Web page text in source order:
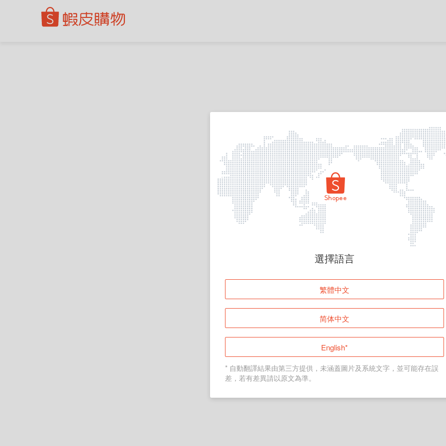
頁面無法顯示
登入
返回首頁
選擇語言
繁體中文
简体中文
English*
* 自動翻譯結果由第三方提供，未涵蓋圖片及系統文字，並可能存在誤
差，若有差異請以原文為準。